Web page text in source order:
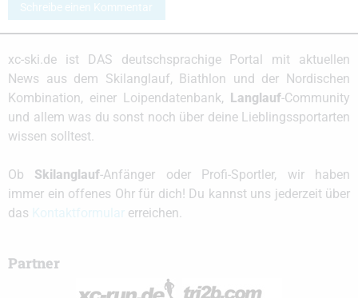
Schreibe einen Kommentar
xc-ski.de ist DAS deutschsprachige Portal mit aktuellen
News aus dem Skilanglauf, Biathlon und der Nordischen
Kombination, einer Loipendatenbank,
Langlauf-Community
und allem was du sonst noch über deine Lieblingssportarten
wissen solltest.
Ob Skilanglauf-Anfänger oder Profi-Sportler, wir haben
immer ein offenes Ohr für dich! Du kannst uns jederzeit über
das
erreichen.
Partner